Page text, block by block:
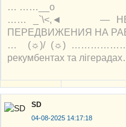
… ……__o
…… _`\<,◄ — НЕ
ПЕРЕДВИЖЕНИЯ НА
… (☼)/ (☼)
рекумбентах та
SD
04-08-2025 14:17:18